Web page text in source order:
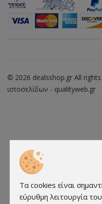
© 2026 dealsshop.gr All
ιστοσελίδων - qualityweb.gr
Τα cookies είναι
εύρυθμη λειτουργία